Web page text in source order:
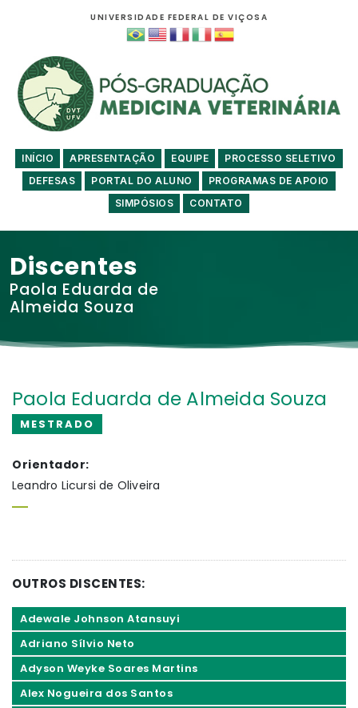
UNIVERSIDADE FEDERAL DE VIÇOSA
INÍCIO APRESENTAÇÃO EQUIPE
PROCESSO SELETIVO
DEFESAS
PORTAL DO ALUNO
PROGRAMAS DE APOIO
SIMPÓSIOS
CONTATO
Discentes
Paola Eduarda de
Almeida Souza
Paola Eduarda de Almeida Souza
MESTRADO
Orientador:
Leandro Licursi de Oliveira
OUTROS DISCENTES:
Adewale Johnson Atansuyi
Adriano Sílvio Neto
Adyson Weyke Soares Martins
Alex Nogueira dos Santos